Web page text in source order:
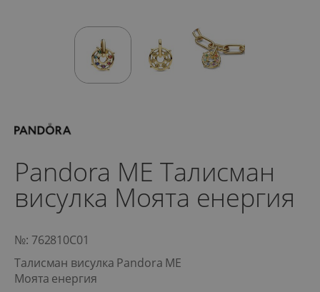
Pandora ME Талисман
висулка Моята енергия
№: 762810C01
Талисман висулка Pandora ME
Моята енергия